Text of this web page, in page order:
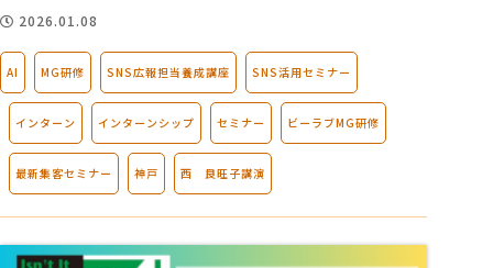
アクセス
採用情報
お問い合わせ
2026.01.08
AI MG研修 SNS広報担当養成講座 SNS活用セミナー
インターン インターンシップ セミナー ビーラブMG研修
最新集客セミナー 神戸 西 良旺子講演